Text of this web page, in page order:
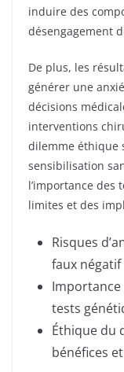
induire des
désengagement
De plus, les
générer une
décisions
interventions
dilemme éthique
sensibilisation
l’importance des
limites et des
Risques
faux négatif
Importance
tests
Éthique du
bénéfices